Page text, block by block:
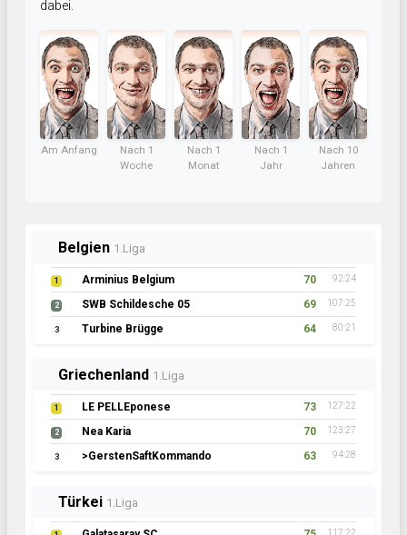
dabei.
Am Anfang
Nach 1
Woche
Nach 1
Monat
Nach 1
Jahr
Nach 10
Jahren
Belgien 1.Liga
1 Arminius Belgium 70 92:24
2 SWB Schildesche 05 69 107:25
3 Turbine Brügge 64 80:21
Griechenland 1.Liga
1 LE PELLEponese 73 127:22
2 Nea Karia 70 123:27
3 >GerstenSaftKommando 63 94:28
Türkei 1.Liga
117:22